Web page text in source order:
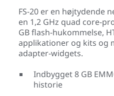
FS-20 er en højtydende
en 1,2 GHz quad core-
GB flash-hukommelse,
applikationer og kits og
adapter-widgets.
Indbygget 8 GB
historie